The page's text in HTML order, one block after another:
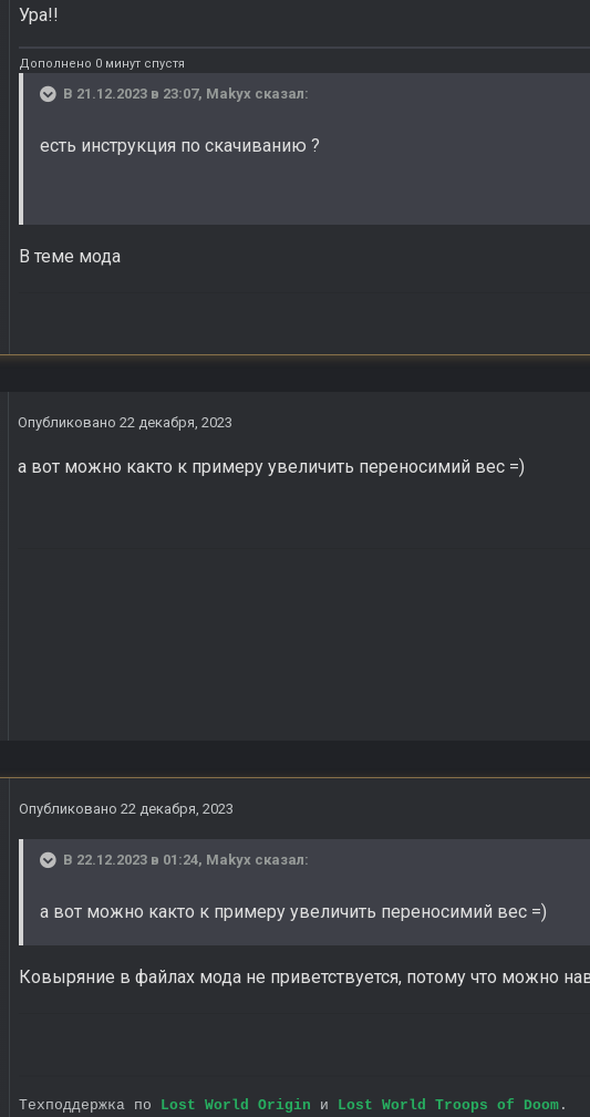
Ура!!
Дополнено 0 минут спустя
В 21.12.2023 в 23:07, Makyx сказал:
есть инструкция по скачиванию ?
В теме мода
Опубликовано 22 декабря, 2023
а вот можно както к примеру увеличить переносимий вес =)
Опубликовано 22 декабря, 2023
В 22.12.2023 в 01:24, Makyx сказал:
а вот можно както к примеру увеличить переносимий вес =)
Ковыряние в файлах мода не приветствуется, потому что можно
Техподдержка по Lost World Origin и Lost World Troops of Doom .